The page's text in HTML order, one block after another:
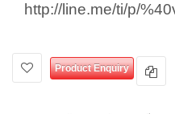
http://line.me/ti/p/
Product Enquiry